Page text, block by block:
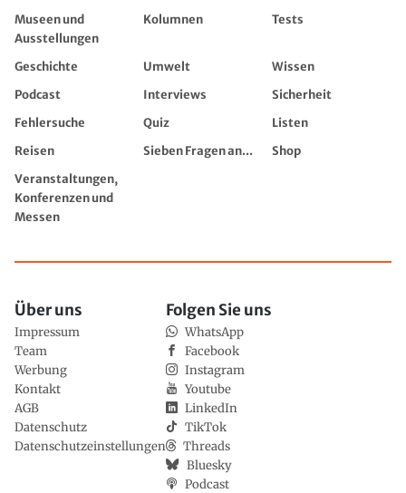
Museen und
Ausstellungen
Kolumnen Tests
Geschichte Umwelt
Wissen
Podcast
Interviews
Sicherheit
Fehlersuche
Quiz
Listen
Reisen
Sieben Fragen an...
Shop
Veranstaltungen,
Konferenzen und
Messen
Über uns
Impressum
Team
Werbung
Kontakt
AGB
Datenschutz
Datenschutzeinstellungen
Folgen Sie uns
WhatsApp
Facebook
Instagram
Youtube
LinkedIn
TikTok
Threads
Bluesky
Podcast